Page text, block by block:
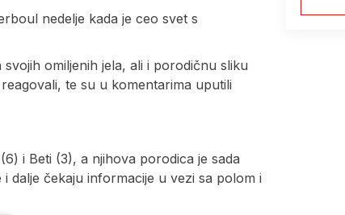
nedelje kada je ceo svet s
omiljenih jela, ali i porodičnu sliku
te su u komentarima uputili
i Beti (3), a njihova porodica je sada
dalje čekaju informacije u vezi sa polom i